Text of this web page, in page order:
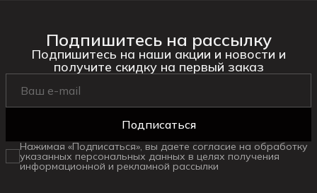
Подпишитесь на рассылку
Подпишитесь на наши акции и новости и
получите скидку на первый заказ
Подписаться
Нажимая «Подписаться», вы даете согласие на обработку
указанных персональных данных в целях получения
информационной и рекламной рассылки